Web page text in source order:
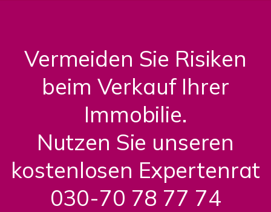
Vermeiden Sie Risiken
beim Verkauf Ihrer
Immobilie.
Nutzen Sie unseren
kostenlosen Expertenrat
030-70 78 77 74